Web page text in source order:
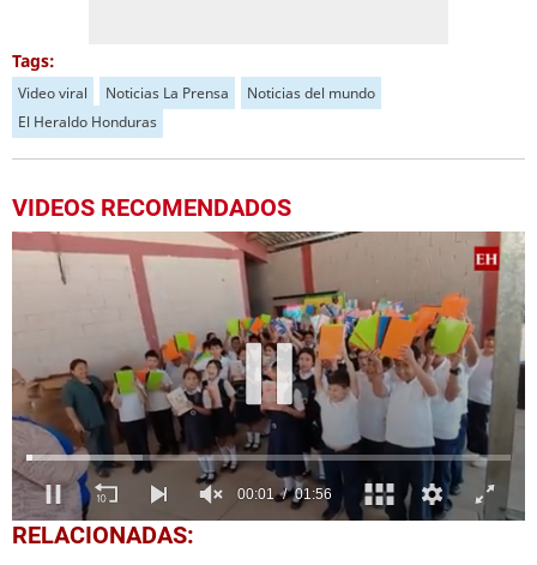
Tags:
Video viral Noticias La Prensa
Noticias del mundo
El Heraldo Honduras
VIDEOS RECOMENDADOS
0
seconds
RELACIONADAS: